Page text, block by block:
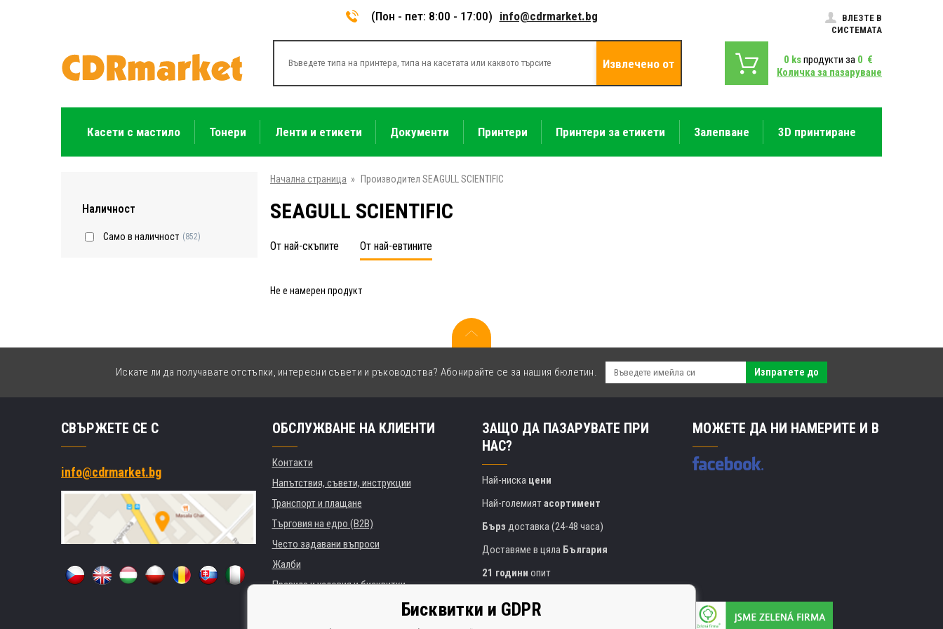
(Пон - пет: 8:00 - 17:00) info@cdrmarket.bg
ВЛЕЗТЕ В
СИСТЕМАТА
Извлечено от 0 ksпродукти за 0 €
Количка за пазаруване
Касети с мастило Тонери Ленти и етикети Документи Принтери Принтери за етикети Залепване 3D принтиране
Наличност
Само в наличност (852)
Начална страница » Производител SEAGULL SCIENTIFIC
SEAGULL SCIENTIFIC
От най-скъпите От най-евтините
Не е намерен продукт
Искате ли да получавате отстъпки, интересни съвети и ръководства? Абонирайте се за нашия бюлетин. Изпратете до
СВЪРЖЕТЕ СЕ С
info@cdrmarket.bg
ОБСЛУЖВАНЕ НА КЛИЕНТИ
Контакти
Напътствия, съвети, инструкции
Транспорт и плащане
Търговия на едро (B2B)
Често задавани въпроси
Жалби
Правила и условия и бисквитки
За фирми и институции
ЗАЩО ДА ПАЗАРУВАТЕ ПРИ
НАС?
Най-ниска цени
Най-големиятасортимент
Бърз доставка (24-48 часа)
Доставяме в цяла България
21 години опит
Полезен подход
МОЖЕТЕ ДА НИ НАМЕРИТЕ И В
Бисквитки и GDPR